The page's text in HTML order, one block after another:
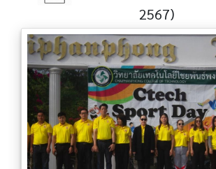
2567)